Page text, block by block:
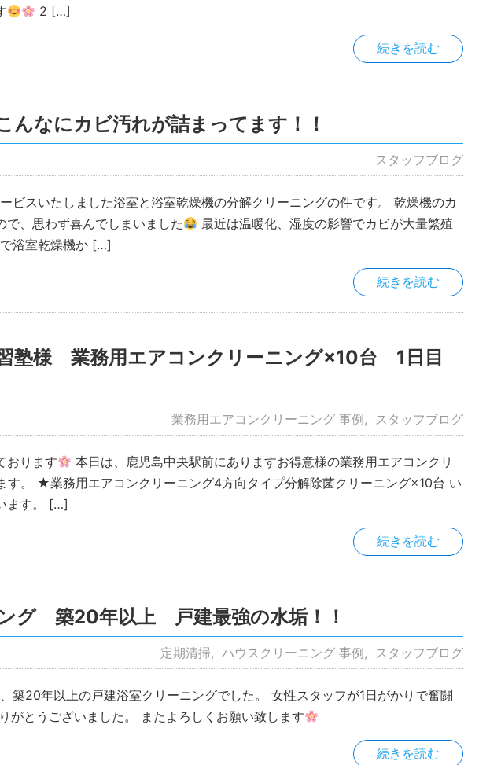
2 […]
続きを読む
なにカビ汚れが詰まってます！！
スタッフブログ
ビスいたしました浴室と浴室乾燥機の分解クリーニングの件です。 乾燥機のカ
で、思わず喜んでしまいました
最近は温暖化、湿度の影響でカビが大量繁殖
浴室乾燥機か […]
続きを読む
塾様 業務用エアコンクリーニング×10台 1日目
業務用エアコンクリーニング 事例 スタッフブログ
おります
本日は、鹿児島中央駅前にありますお得意様の業務用エアコンクリ
す。 ★業務用エアコンクリーニング4方向タイプ分解除菌クリーニング×10台 い
ます。 […]
続きを読む
グ 築20年以上 戸建最強の水垢！！
定期清掃 ハウスクリーニング 事例 スタッフブログ
築20年以上の戸建浴室クリーニングでした。 女性スタッフが1日がかりで奮闘
がとうございました。 またよろしくお願い致します
続きを読む